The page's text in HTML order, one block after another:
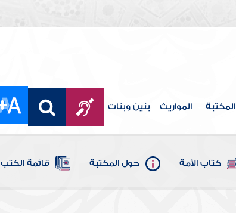
المكتبة المواريث بنين وبنات
كتاب الأمة حول المكتبة قائمة الكتب